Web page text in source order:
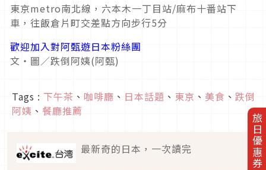
旅日優惠券
東京metro南北線，六本木一丁目站/麻布十番站下
車，往飯倉片町交差點方向步行5分
歡迎加入對阿甄遊日本粉絲團
文‧圖／跌倒阿姨(阿甄)
Tags : 下午茶 、 咖啡廳 、 日本話題 、 東京 、 美食 、 跌倒
阿姨 、 餐廳推薦
最新奇的日本，一次讀完